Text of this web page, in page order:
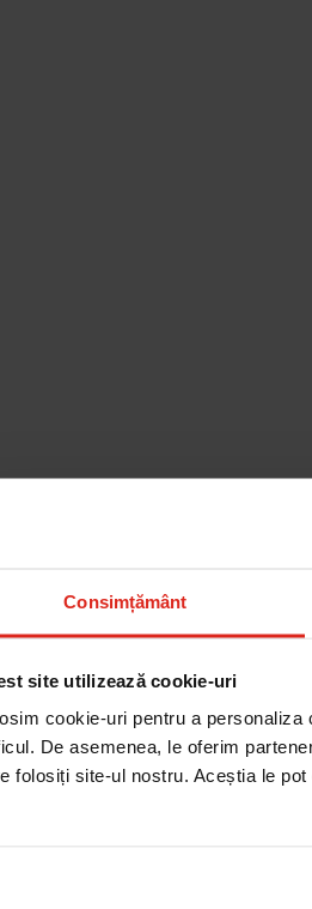
Consimțământ
site utilizează cookie-uri
cookie-uri pentru a
De asemenea, le oferim
folosiți site-ul nostru. Aceștia le